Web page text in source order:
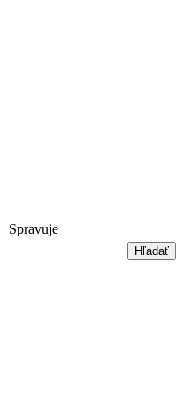
| Spravuje